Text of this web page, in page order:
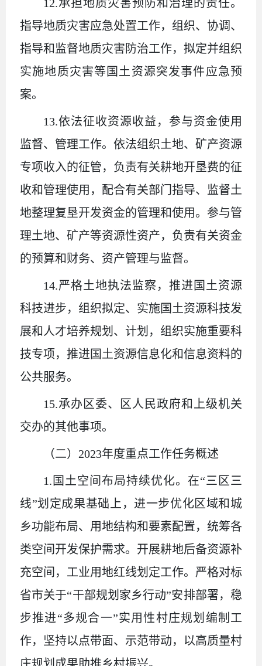
12.承担地质灾害预防和治理的责任。
指导地质灾害应急处置工作，组织、协调、
指导和监督地质灾害防治工作，拟定并组织
实施地质灾害等国土资源突发事件应急预
案。
13.依法征收资源收益，参与资金使用
监督、管理工作。依法组织土地、矿产资源
专项收入的征管，负责有关耕地开垦费的征
收和管理使用，配合有关部门指导、监督土
地整理复垦开发资金的管理和使用。参与管
理土地、矿产等资源性资产，负责有关资金
的预算和财务、资产管理与监督。
14.严格土地执法监察，推进国土资源
科技进步，组织拟定、实施国土资源科技发
展和人才培养规划、计划，组织实施重要科
技专项，推进国土资源信息化和信息资料的
公共服务。
15.承办区委、区人民政府和上级机关
交办的其他事项。
（二） 2023年度重点工作任务概述
1.国土空间布局持续优化。在“三区三
线”划定成果基础上，进一步优化区域和城
乡功能布局、用地结构和要素配置，统筹各
类空间开发保护需求。开展耕地后备资源补
充空间，工业用地红线划定工作。严格对标
省市关于“干部规划家乡行动”安排部署，稳
步推进“多规合一”实用性村庄规划编制工
作，坚持以点带面、示范带动，以高质量村
庄规划成果助推乡村振兴。